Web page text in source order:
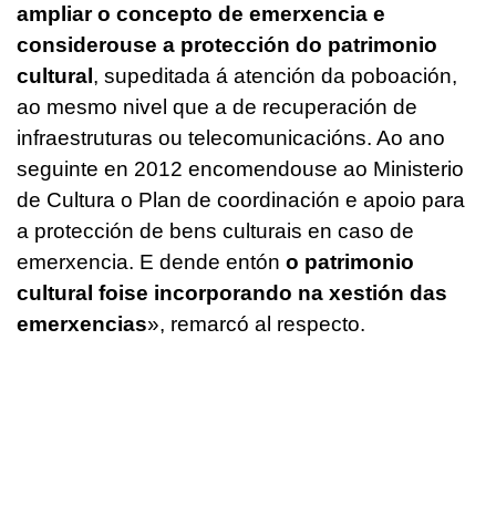
ampliar o concepto de emerxencia e
considerouse a protección do patrimonio
cultural, supeditada á atención da poboación,
ao mesmo nivel que a de recuperación de
infraestruturas ou telecomunicacións. Ao ano
seguinte en 2012 encomendouse ao Ministerio
de Cultura o Plan de coordinación e apoio para
a protección de bens culturais en caso de
emerxencia. E dende entón o patrimonio
cultural foise incorporando na xestión das
emerxencias», remarcó al respecto.